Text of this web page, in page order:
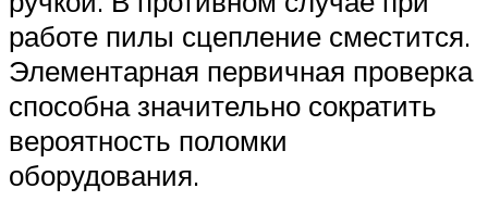
работе пилы сцепление сместится.
Элементарная первичная проверка
способна значительно сократить
вероятность поломки
оборудования.